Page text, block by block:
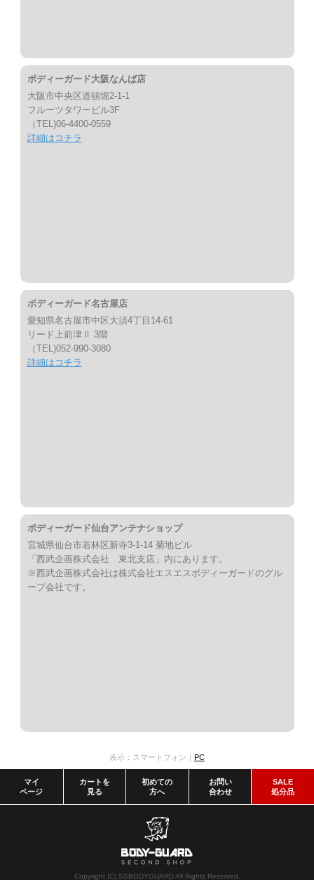
マイ
ページ
カートを
見る
初めての
方へ
お問い
合わせ
SALE
処分品
ボディーガード大阪なんば店
大阪市中央区道頓堀2-1-1
フルーツタワービル3F
（TEL)06-4400-0559
詳細はコチラ
ボディーガード名古屋店
愛知県名古屋市中区大須4丁目14-61
リード上前津Ⅱ 3階
（TEL)052-990-3080
詳細はコチラ
ボディーガード仙台アンテナショップ
宮城県仙台市若林区新寺3-1-14 菊地ビル
「西武企画株式会社 東北支店」内にあります。
※西武企画株式会社は株式会社エスエスボディーガードのグル
ープ会社です。
表示：スマートフォン｜ PC
Copyright (C) SSBODYGUARD All Rights Reserved.